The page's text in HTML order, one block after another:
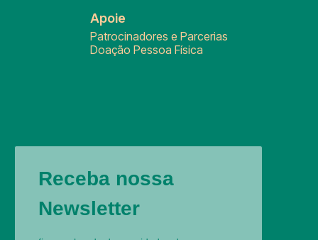
Apoie
Patrocinadores e Parcerias
Doação Pessoa Física